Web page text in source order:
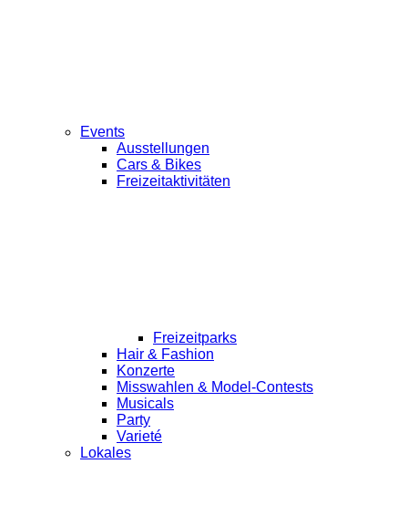
Events
Ausstellungen
Cars & Bikes
Freizeitaktivitäten
Freizeitparks
Hair & Fashion
Konzerte
Misswahlen & Model-Contests
Musicals
Party
Varieté
Lokales